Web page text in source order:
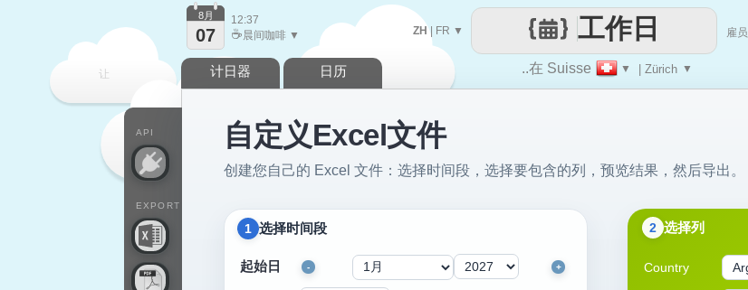
让 ..在 Suisse ▼ | Zürich ▼
工作日
ZH | FR ▼ 雇员
API
EXPORT
8月
07
12:37
☕晨间咖啡 ▼
计日器 日历
自定义Excel文件
创建您自己的 Excel 文件：选择时间段，选择要包含的列，预览结果，然后导出。
2 选择列
Country
1 选择时间段
起始日 - +